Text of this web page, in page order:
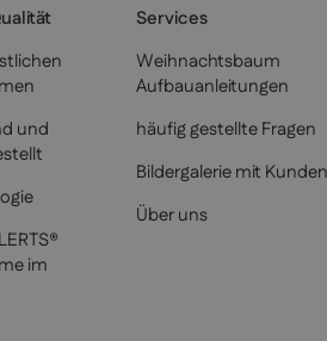
und
im
Services
Weihnachtsbaum
Aufbauanleitungen
häufig gestellte Fragen
Bildergalerie mit
Über uns